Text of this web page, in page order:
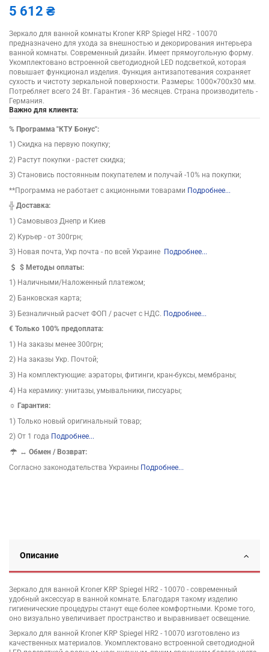
5 612 ₴
Зеркало для ванной комнаты Kroner KRP Spiegel HR2 - 10070
предназначено для ухода за внешностью и декорирования интерьера
ванной комнаты. Современный дизайн. Имеет прямоугольную форму.
Укомплектовано встроенной светодиодной LED подсветкой, которая
повышает функционал изделия. Функция антизапотевания сохраняет
сухость и чистоту зеркальной поверхности. Размеры: 1000×700х30 мм.
Потребляет всего 24 Вт. Гарантия - 36 месяцев. Страна производитель -
Германия.
Важно для клиента:
% Программа "КТУ Бонус":
1) Скидка на первую покупку;
2) Растут покупки - растет скидка;
3) Становись постоянным покупателем и получай -10% на покупки;
**Программа не работает с акционными товарами Подробнее...
╬ Доставка:
1) Самовывоз Днепр и Киев
2) Курьер - от 300грн;
3) Новая почта, Укр почта - по всей Украине Подробнее...
$Методы оплаты:
1) Наличными/Наложенный платежом;
2) Банковская карта;
3) Безналичный расчет ФОП / расчет с НДС. Подробнее...
€ Только 100% предоплата:
1) На заказы менее 300грн;
2) На заказы Укр. Почтой;
3) На комплектующие: аэраторы, фитинги, кран-буксы, мембраны;
4) На керамику: унитазы, умывальники, писсуары;
☼ Гарантия:
1) Только новый оригинальный товар;
2) От 1 года Подробнее...
↔Обмен / Возврат:
Согласно законодательства Украины Подробнее...
Описание
Зеркало для ванной Kroner KRP Spiegel HR2 - 10070 - современный
удобный аксессуар в ванной комнате. Благодаря такому изделию
гигиенические процедуры станут еще более комфортными. Кроме того,
оно визуально увеличивает пространство и выравнивает освещение.
Зеркало для ванной Kroner KRP Spiegel HR2 - 10070 изготовлено из
качественных материалов. Укомплектовано встроенной светодиодной